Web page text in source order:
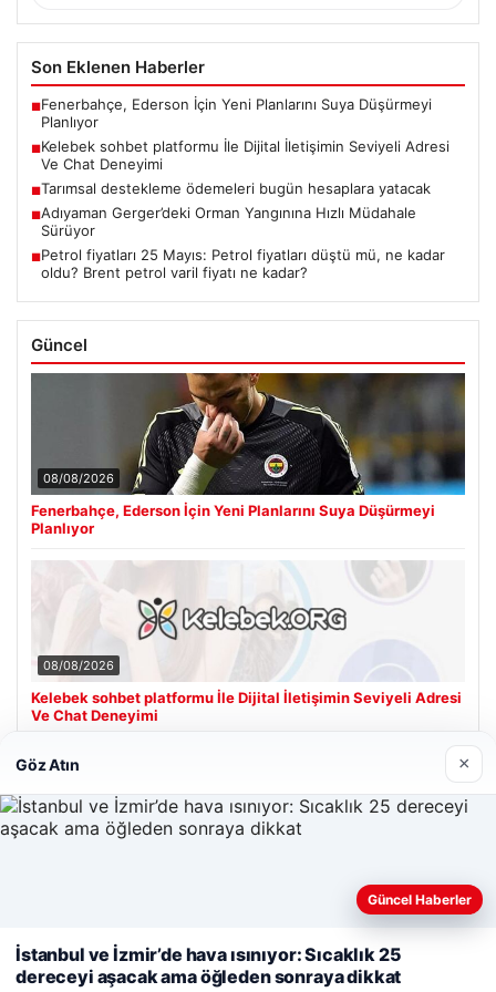
Son Eklenen Haberler
■Fenerbahçe, Ederson İçin Yeni Planlarını Suya Düşürmeyi
Planlıyor
■Kelebek sohbet platformu İle Dijital İletişimin Seviyeli Adresi
Ve Chat Deneyimi
■Tarımsal destekleme ödemeleri bugün hesaplara yatacak
■Adıyaman Gerger’deki Orman Yangınına Hızlı Müdahale
Sürüyor
■Petrol fiyatları 25 Mayıs: Petrol fiyatları düştü mü, ne kadar
oldu? Brent petrol varil fiyatı ne kadar?
Güncel
08/08/2026
Fenerbahçe, Ederson İçin Yeni Planlarını Suya Düşürmeyi
Planlıyor
08/08/2026
Kelebek sohbet platformu İle Dijital İletişimin Seviyeli Adresi
Ve Chat Deneyimi
Son Eklenen Firmalar
Web sitemizi nasıl kullandığınızı daha iyi anlayabilmek,
kullanıyoruz. Çerez Politikamız
Göz Atın ×
Güncel Haberler
İstanbul ve İzmir’de hava ısınıyor: Sıcaklık 25
dereceyi aşacak ama öğleden sonraya dikkat